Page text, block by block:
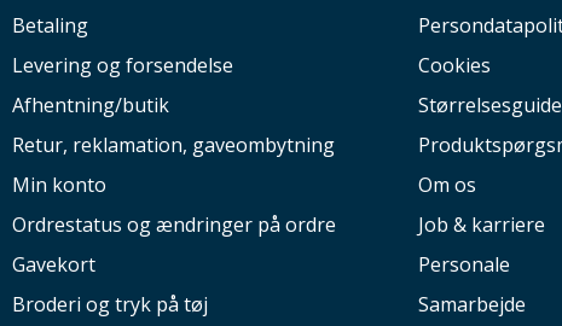
Betaling
Levering og forsendelse
Afhentning/butik
Retur, reklamation, gaveombytning
Min konto
Ordrestatus og ændringer på ordre
Gavekort
Broderi og tryk på tøj
Cookies
Størrelsesguide
Om os
Job & karriere
Personale
Samarbejde